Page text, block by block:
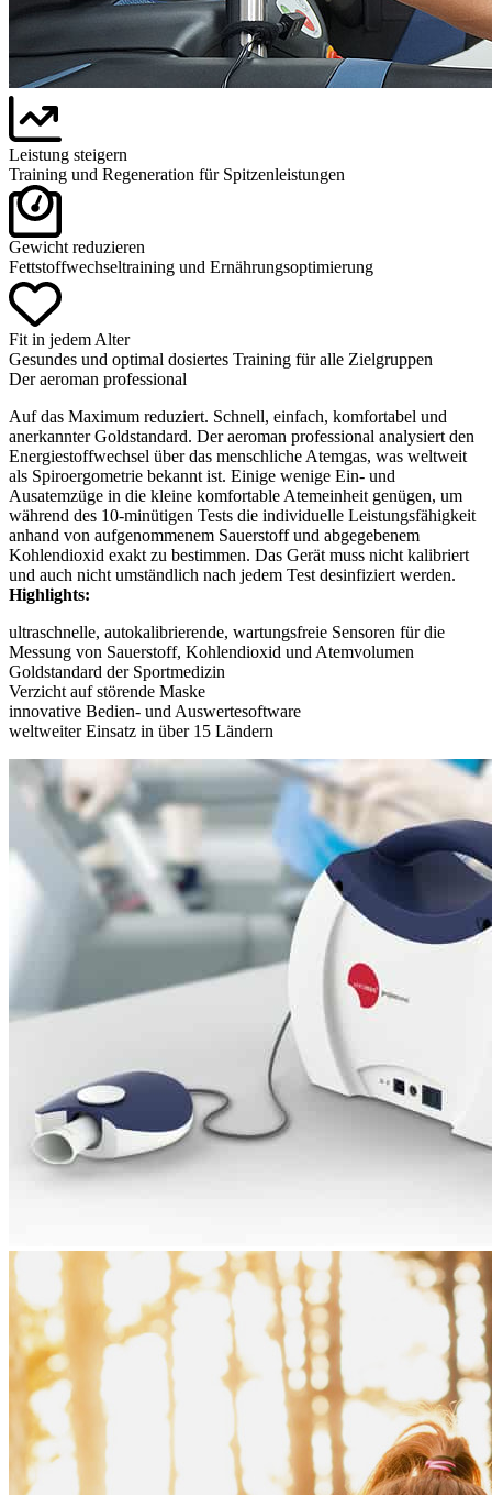
Leistung steigern
Training und Regeneration für Spitzenleistungen
Gewicht reduzieren
Fettstoffwechseltraining und Ernährungsoptimierung
Fit in jedem Alter
Gesundes und optimal dosiertes Training für alle Zielgruppen
Der aeroman professional
Auf das Maximum reduziert. Schnell, einfach, komfortabel und
anerkannter Goldstandard. Der aeroman professional analysiert den
Energiestoffwechsel über das menschliche Atemgas, was weltweit
als Spiroergometrie bekannt ist. Einige wenige Ein- und
Ausatemzüge in die kleine komfortable Atemeinheit genügen, um
während des 10-minütigen Tests die individuelle Leistungsfähigkeit
anhand von aufgenommenem Sauerstoff und abgegebenem
Kohlendioxid exakt zu bestimmen. Das Gerät muss nicht kalibriert
und auch nicht umständlich nach jedem Test desinfiziert werden.
Highlights:
ultraschnelle, autokalibrierende, wartungsfreie Sensoren für die
Messung von Sauerstoff, Kohlendioxid und Atemvolumen
Goldstandard der Sportmedizin
Verzicht auf störende Maske
innovative Bedien- und Auswertesoftware
weltweiter Einsatz in über 15 Ländern